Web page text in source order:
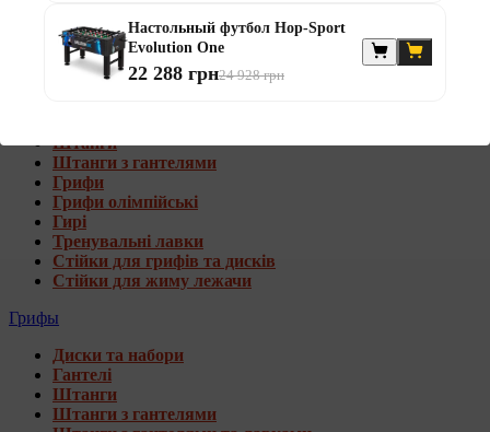
Стійки для жиму лежачи
Штанги с гантелями и лавками
Штанги
Штанги з гантелями
Грифи
Грифи олімпійські
Гирі
Тренувальні лавки
Стійки для грифів та дисків
Стійки для жиму лежачи
Грифы
Диски та набори
Гантелі
Штанги
Штанги з гантелями
Настольный футбол Hop-Sport
Evolution One
22 288 грн24 928 грн